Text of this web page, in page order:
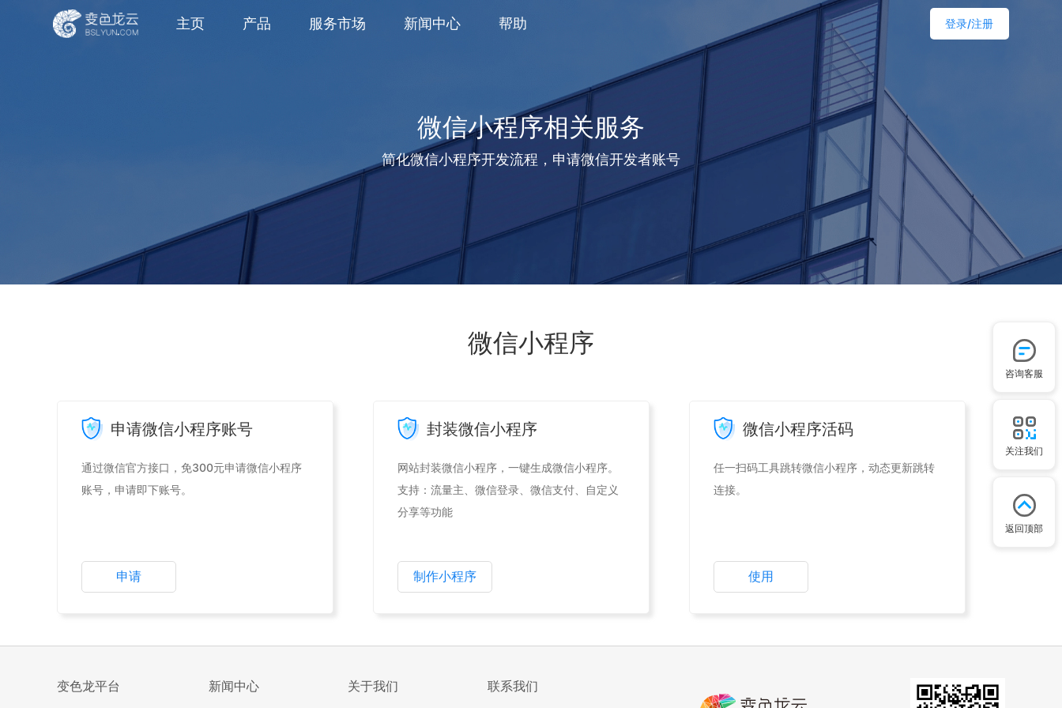
主页 产品 服务市场 新闻中心 帮助 登录/注册
微信小程序相关服务
简化微信小程序开发流程，申请微信开发者账号
微信小程序
申请微信小程序账号
通过微信官方接口，免300元申请微信小程序
账号，申请即下账号。
申请
封装微信小程序
网站封装微信小程序，一键生成微信小程序。
支持：流量主、微信登录、微信支付、自定义
分享等功能
制作小程序
微信小程序活码
任一扫码工具跳转微信小程序，动态更新跳转
连接。
使用
变色龙平台 新闻中心 关于我们 联系我们
咨询客服
关注我们
返回顶部